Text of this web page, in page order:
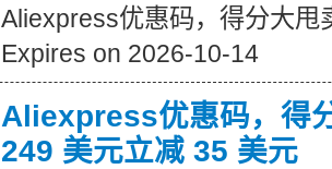
Aliexpress优惠码，得分大甩
Expires on 2026-10-14
Aliexpress优惠码，得
249 美元立减 35 美元